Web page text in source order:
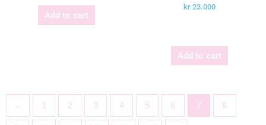
Add to cart
kr 23.000
Add to cart
← 1 2 3 4 5 6 7 8